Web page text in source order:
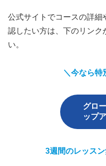
公式サイトでコースの詳細
認したい方は、下のリンク
い。
＼今なら特
グロ
ップ
3週間のレッス